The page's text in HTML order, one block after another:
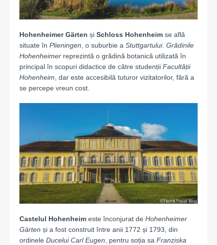
Hohenheimer Gärten și Schloss Hohenheim se află
situate în Plieningen , o suburbie a Stuttgartului. Grădinile
Hohenheimer reprezintă o grădină botanică utilizată în
principal în scopuri didactice de către studenții Facultății
Hohenheim , dar este accesibilă tuturor vizitatorilor, fără a
se percepe vreun cost.
Castelul Hohenheim este înconjurat de Hohenheimer
Gärten și a fost construit între anii 1772 și 1793, din
ordinele Ducelui Carl Eugen , pentru soția sa Franziska